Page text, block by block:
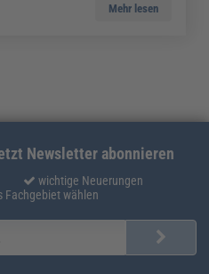
Mehr lesen
Newsletter abonnieren
wichtige Neuerungen
Fachgebiet wählen